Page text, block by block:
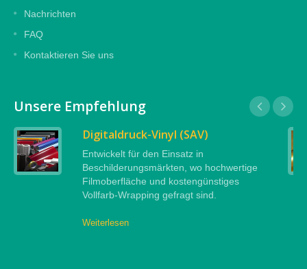
Nachrichten
FAQ
Kontaktieren Sie uns
Unsere Empfehlung
Digitaldruck-Vinyl (SAV)
Entwickelt für den Einsatz in
Beschilderungsmärkten, wo hochwertige
Filmoberfläche und kostengünstiges
Vollfarb-Wrapping gefragt sind.
Weiterlesen